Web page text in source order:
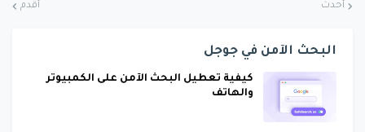
أحدث أقدم
البحث الآمن في جوجل
كيفية تعطيل البحث الآمن على الكمبيوتر
والهاتف